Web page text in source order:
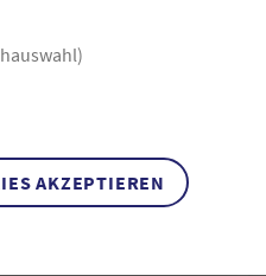
AKZEPTIEREN
ausprobieren und
Zeitkapazitäten und
und Motivation
aber auch für konkrete
des Stipendiums
2026 dazu einladen,